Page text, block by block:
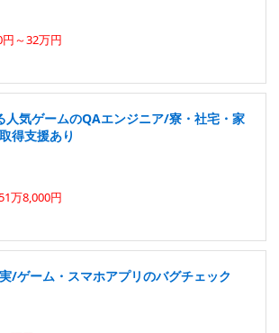
～32万円
人気ゲームのQAエンジニア/寮・社宅・家
得支援あり
万8,000円
/ゲーム・スマホアプリのバグチェック